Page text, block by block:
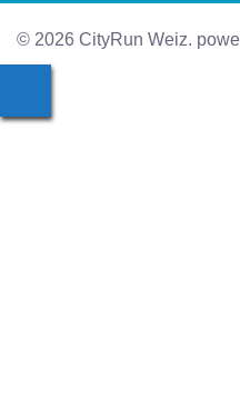
© 2026 CityRun Weiz.